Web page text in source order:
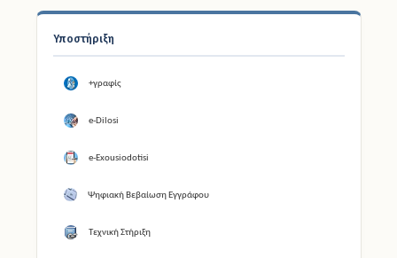
Υποστήριξη
+γραφίς
e-Dilosi
e-Exousiodotisi
Ψηφιακή Βεβαίωση Εγγράφου
Τεχνική Στήριξη